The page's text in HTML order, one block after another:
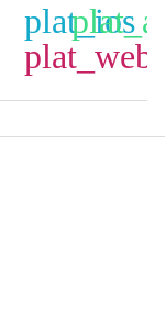
plat_ios
plat_web